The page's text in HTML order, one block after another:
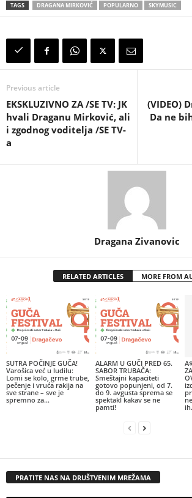
TAGS
DRAGANA MIRKOVIĆ POPULARNO SKYMUSIC
Previous article
EKSKLUZIVNO ZA /SE TV: JK
hvali Draganu Mirković, ali
i zgodnog voditelja /SE TV-
a
(VIDEO)
Da ne
Dragana Zivanovic
RELATED ARTICLES MORE FROM
SUTRA POČINJE GUČA!
Varošica već u ludilu:
Lomi se kolo, grme trube,
pečenje i vruća rakija na
sve strane – sve je
spremno za...
ALARM U GUČI PRED 65.
SABOR TRUBAČA:
Smeštajni kapaciteti
gotovo popunjeni, od 7.
do 9. avgusta sprema se
spektakl kakav se ne
pamti!
PRATITE NAS NA DRUŠTVENIM MREŽAMA